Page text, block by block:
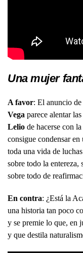
Una mujer
A favor: El anuncio
Vega parece alentar
Lelio de hacerse con
consigue condensar
toda una vida de
sobre todo la entereza,
sobre todo de
En contra: ¿Está la
una historia tan poco
y se premie lo que, en
y que destila